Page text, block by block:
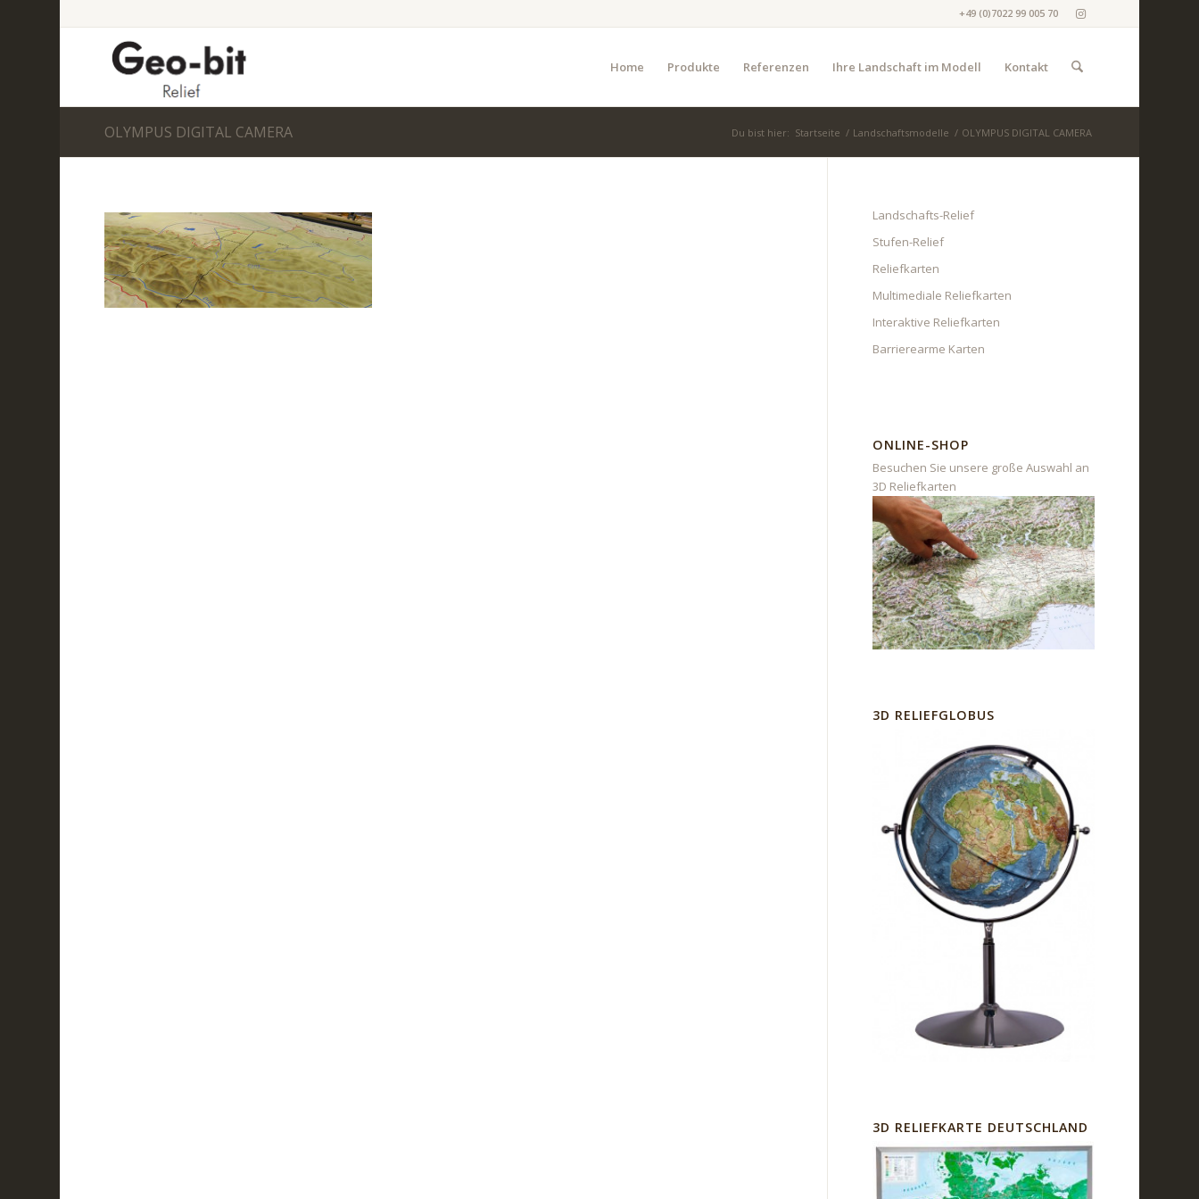
+49 (0)7022 99 005 70
Home Produkte Referenzen Ihre Landschaft im Modell Kontakt
OLYMPUS DIGITAL CAMERA Du bist hier: Startseite / Landschaftsmodelle / OLYMPUS DIGITAL CAMERA
Landschafts-Relief
Stufen-Relief
Reliefkarten
Multimediale Reliefkarten
Interaktive Reliefkarten
Barrierearme Karten
ONLINE-SHOP
Besuchen Sie unsere große Auswahl an
3D Reliefkarten
3D RELIEFGLOBUS
3D RELIEFKARTE DEUTSCHLAND